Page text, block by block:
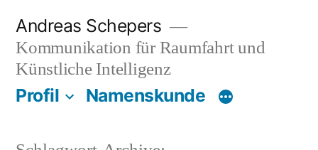
Inhalt
springen
Andreas Schepers
Kommunikation für Raumfahrt und
Künstliche Intelligenz
Profil Namenskunde